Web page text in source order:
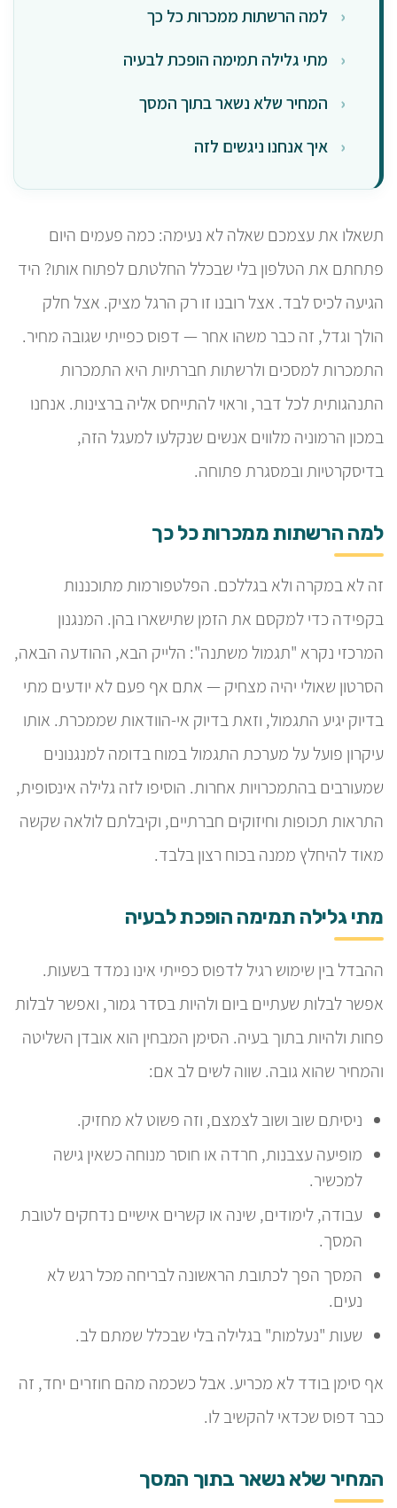
למה הרשתות ממכרות כל כך
מתי גלילה תמימה הופכת לבעיה
המחיר שלא נשאר בתוך המסך
איך אנחנו ניגשים לזה
תשאלו את עצמכם שאלה לא נעימה: כמה פעמים היום
פתחתם את הטלפון בלי שבכלל החלטתם לפתוח אותו? היד
הגיעה לכיס לבד. אצל רובנו זו רק הרגל מציק. אצל חלק
הולך וגדל, זה כבר משהו אחר — דפוס כפייתי שגובה מחיר.
התמכרות למסכים ולרשתות חברתיות היא התמכרות
התנהגותית לכל דבר, וראוי להתייחס אליה ברצינות. אנחנו
במכון הרמוניה מלווים אנשים שנקלעו למעגל הזה,
בדיסקרטיות ובמסגרת פתוחה.
למה הרשתות ממכרות כל כך
זה לא במקרה ולא בגללכם. הפלטפורמות מתוכננות
בקפידה כדי למקסם את הזמן שתישארו בהן. המנגנון
המרכזי נקרא "תגמול משתנה": הלייק הבא, ההודעה הבאה,
הסרטון שאולי יהיה מצחיק — אתם אף פעם לא יודעים מתי
בדיוק יגיע התגמול, וזאת בדיוק אי-הוודאות שממכרת. אותו
עיקרון פועל על מערכת התגמול במוח בדומה למנגנונים
שמעורבים בהתמכרויות אחרות. הוסיפו לזה גלילה אינסופית,
התראות תכופות וחיזוקים חברתיים, וקיבלתם לולאה שקשה
מאוד להיחלץ ממנה בכוח רצון בלבד.
מתי גלילה תמימה הופכת לבעיה
ההבדל בין שימוש רגיל לדפוס כפייתי אינו נמדד בשעות.
אפשר לבלות שעתיים ביום ולהיות בסדר גמור, ואפשר לבלות
פחות ולהיות בתוך בעיה. הסימן המבחין הוא אובדן השליטה
והמחיר שהוא גובה. שווה לשים לב אם:
ניסיתם שוב ושוב לצמצם, וזה פשוט לא מחזיק.
מופיעה עצבנות, חרדה או חוסר מנוחה כשאין גישה
למכשיר.
עבודה, לימודים, שינה או קשרים אישיים נדחקים לטובת
המסך.
המסך הפך לכתובת הראשונה לבריחה מכל רגש לא
נעים.
שעות "נעלמות" בגלילה בלי שבכלל שמתם לב.
אף סימן בודד לא מכריע. אבל כשכמה מהם חוזרים יחד, זה
כבר דפוס שכדאי להקשיב לו.
המחיר שלא נשאר בתוך המסך